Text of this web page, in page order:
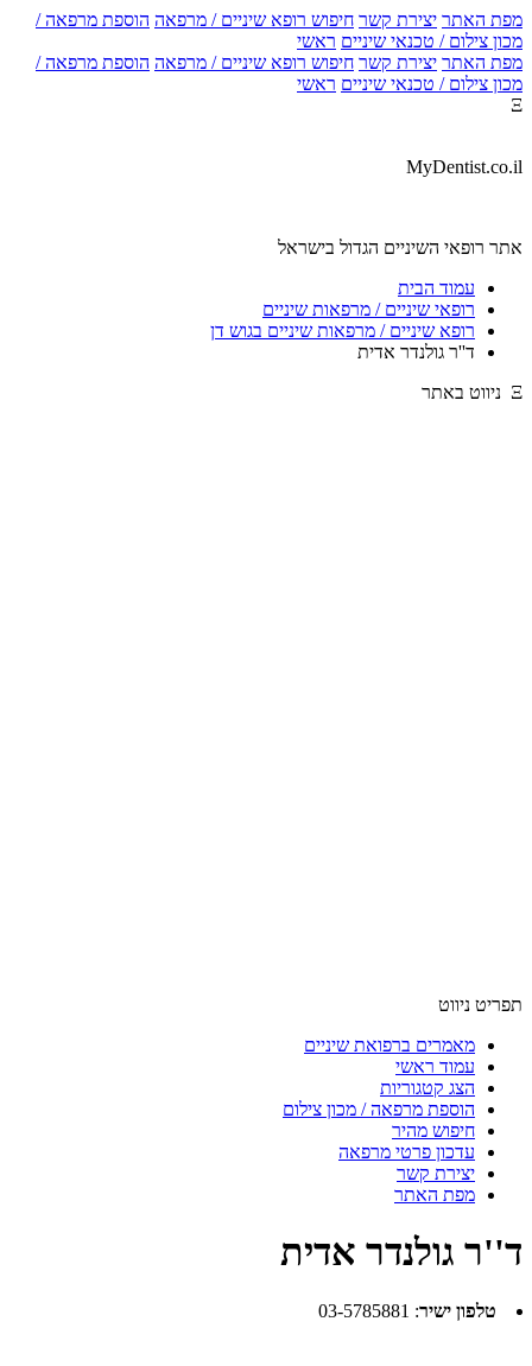
מפת האתר יצירת קשר חיפוש רופא שיניים / מרפאה הוספת מרפאה /
מכון צילום / טכנאי שיניים ראשי
מפת האתר יצירת קשר חיפוש רופא שיניים / מרפאה הוספת מרפאה /
מכון צילום / טכנאי שיניים ראשי
Ξ
MyDentist.co.il
אתר רופאי השיניים הגדול בישראל
עמוד הבית
רופאי שיניים / מרפאות שיניים
רופא שיניים / מרפאות שיניים בגוש דן
ד''ר גולנדר אדית
Ξ ניווט באתר
תפריט ניווט
מאמרים ברפואת שיניים
עמוד ראשי
הצג קטגוריות
הוספת מרפאה / מכון צילום
חיפוש מהיר
עדכון פרטי מרפאה
יצירת קשר
מפת האתר
ד''ר גולנדר אדית
טלפון ישיר:
03-5785881